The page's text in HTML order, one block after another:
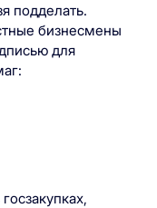
подделать.
бизнесмены
для